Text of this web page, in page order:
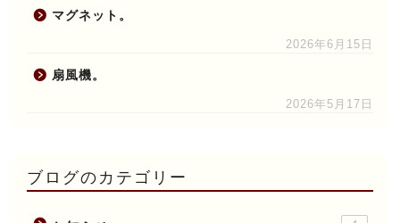
マグネット。
2026年6月15日
扇風機。
2026年5月17日
ブログのカテゴリー